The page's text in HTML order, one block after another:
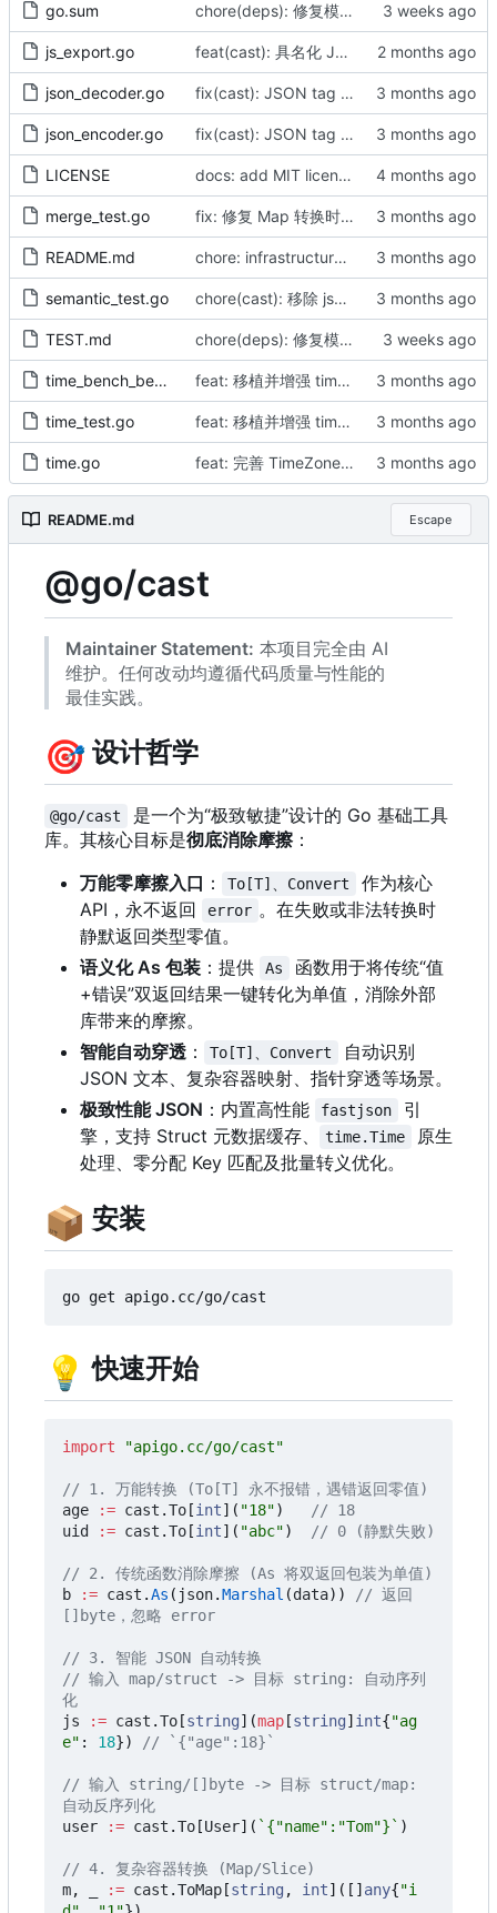
go.sum chore(deps): 修复模块 checksum（by AI）
js_export.go feat(cast): 具名化 JS 导出并动态包裹错误（by AI）
json_decoder.go fix(cast): JSON tag '-' handling consistency
json_encoder.go fix(cast): JSON tag '-' handling consistency
LICENSE docs: add MIT license and update README origin info (AI)
merge_test.go fix: 修复 Map 转换时非指针结构体值被整体替换的 bug，支持深度合并（by AI）
README.md chore: infrastructure alignment and doc sync (by AICoder)
semantic_test.go chore(cast): 移除 jsontag 依赖
TEST.md chore(deps): 修复模块 checksum（by AI）
time_bench_bench_test.go feat: 移植并增强 time 模块的核心能力至 cast (ParseTime, FormatTime, AddTime) 并支持全局时区配置 (by AI)
time_test.go feat: 移植并增强 time 模块的核心能力至 cast (ParseTime, FormatTime, AddTime) 并支持全局时区配置 (by AI)
time.go feat: 完善 TimeZone 能力 (Location, Now, DescribeDuration) 并支持 Time 模块重构 (by AI)
README.md Escape
@go/cast
Maintainer Statement: 本项目完全由 AI
维护。任何改动均遵循代码质量与性能的
最佳实践。
🎯 设计哲学
@go/cast
是一个为“极致敏捷”设计的 Go 基础工具
库。其核心目标是彻底消除摩擦：
万能零摩擦入口 ： To[T]、Convert
作为核心
API ， 永不返回 error 。在失败或非法转换时
静默返回类型零值。
语义化 As 包装 ：提供 As
函数用于将传统“值
+错误”双返回结果一键转化为单值，消除外部
库带来的摩擦。
智能自动穿透 ： To[T]、Convert
自动识别
JSON 文本、复杂容器映射、指针穿透等场景。
极致性能 JSON ：内置高性能 fastjson
引
擎，支持 Struct 元数据缓存、
time.Time
原生
处理、零分配 Key 匹配及批量转义优化。
📦 安装
💡 快速开始
import "apigo.cc/go/cast"
// 1. 万能转换 (To[T] 永不报错，遇错返回零值)
age
:= cast .To [int]( "18")
// 18
uid
:= cast .To [int]( "abc") // 0 (静默失败)
// 2. 传统函数消除摩擦 (As 将双返回包装为单值)
b
:= cast .As ( json.Marshal (data))
// 返回
[]byte ， 忽略 error
// 3. 智能 JSON 自动转换
// 输入 map/struct -> 目标 string: 自动序列
化
js
:= cast .To [string](map [string] int{"ag
e" : 18}) // `{"age":18}`
// 输入 string/[]byte -> 目标 struct/map:
自动反序列化
user
:= cast .To [User]( `{"name":"Tom"}` )
// 4. 复杂容器转换 (Map/Slice)
m, := cast .ToMap [string , int]([] any{"i